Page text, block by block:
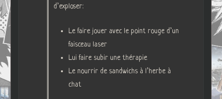
d’exploser:
Le faire jouer avec le point rouge d’un
faisceau laser
Lui faire subir une thérapie
Le nourrir de sandwichs à l’herbe à
chat